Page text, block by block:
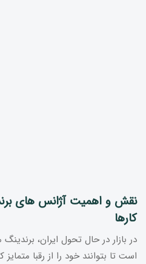
نقش و اهمیت آژانس های
کارها
در بازار در حال تحول ایران،
است تا بتوانند خود را از رقبا